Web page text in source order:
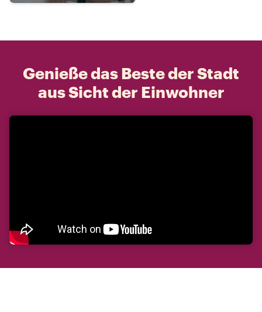
Genieße das Beste der Stadt
aus Sicht der Einwohner